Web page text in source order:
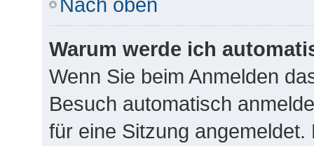
Warum werde ich
Wenn Sie beim Anmelden
Besuch automatisch
für eine Sitzung